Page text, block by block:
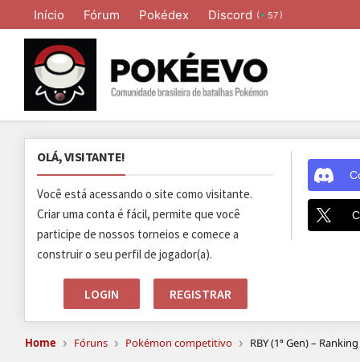
Início Fórum Pokédex Discord ( 57)
OLÁ, VISITANTE!
Você está acessando o site como visitante.
Criar uma conta é fácil, permite que você
participe de nossos torneios e comece a
construir o seu perfil de jogador(a).
LOGIN REGISTRAR
Home › Fóruns › Pokémon competitivo › RBY (1ª Gen) –